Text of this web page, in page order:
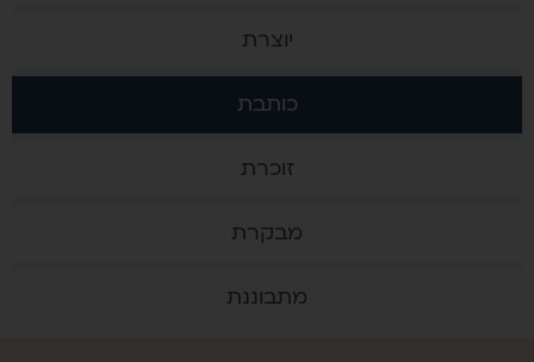
יוצרת
כותבת
זוכרת
מבקרת
מתבוננת